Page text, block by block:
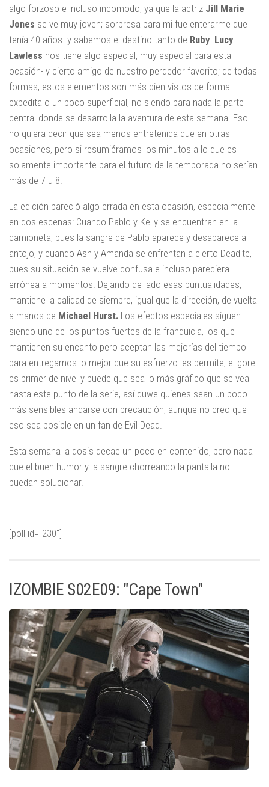
algo forzoso e incluso incomodo, ya que la actriz Jill Marie
Jones se ve muy joven; sorpresa para mi fue enterarme que
tenía 40 años- y sabemos el destino tanto de Ruby -Lucy
Lawless nos tiene algo especial, muy especial para esta
ocasión- y cierto amigo de nuestro perdedor favorito; de todas
formas, estos elementos son más bien vistos de forma
expedita o un poco superficial, no siendo para nada la parte
central donde se desarrolla la aventura de esta semana. Eso
no quiera decir que sea menos entretenida que en otras
ocasiones, pero si resumiéramos los minutos a lo que es
solamente importante para el futuro de la temporada no serían
más de 7 u 8.
La edición pareció algo errada en esta ocasión, especialmente
en dos escenas: Cuando Pablo y Kelly se encuentran en la
camioneta, pues la sangre de Pablo aparece y desaparece a
antojo, y cuando Ash y Amanda se enfrentan a cierto Deadite,
pues su situación se vuelve confusa e incluso pareciera
errónea a momentos. Dejando de lado esas puntualidades,
mantiene la calidad de siempre, igual que la dirección, de vuelta
a manos de Michael Hurst. Los efectos especiales siguen
siendo uno de los puntos fuertes de la franquicia, los que
mantienen su encanto pero aceptan las mejorías del tiempo
para entregarnos lo mejor que su esfuerzo les permite; el gore
es primer de nivel y puede que sea lo más gráfico que se vea
hasta este punto de la serie, así quwe quienes sean un poco
más sensibles andarse con precaución, aunque no creo que
eso sea posible en un fan de Evil Dead.
Esta semana la dosis decae un poco en contenido, pero nada
que el buen humor y la sangre chorreando la pantalla no
puedan solucionar.
[poll id="230"]
IZOMBIE S02E09: "Cape Town"